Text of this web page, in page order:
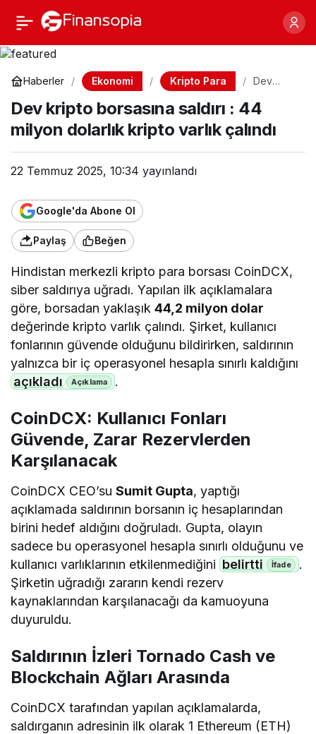
Haberler Ekonomi Kripto Para
Dev
borsasına
saldırı :
44 milyon
kripto
Dev kripto borsasına saldırı : 44
milyon dolarlık kripto varlık çalındı
22 Temmuz 2025, 10:34 yayınlandı
Google'da Abone Ol
Paylaş Beğen
Hindistan merkezli kripto para borsası CoinDCX,
siber saldırıya uğradı. Yapılan ilk açıklamalara
göre, borsadan yaklaşık44,2 milyon dolar
değerinde kripto varlık çalındı. Şirket, kullanıcı
fonlarının güvende olduğunu bildirirken, saldırının
yalnızca bir iç operasyonel hesapla sınırlı kaldığını
açıkladı
.
CoinDCX: Kullanıcı Fonları
Güvende, Zarar Rezervlerden
Karşılanacak
CoinDCX CEO’suSumit Gupta, yaptığı
açıklamada saldırının borsanın iç hesaplarından
birini hedef aldığını doğruladı. Gupta, olayın
sadece bu operasyonel hesapla sınırlı olduğunu ve
kullanıcı varlıklarının etkilenmediğini belirtti
.
Şirketin uğradığı zararın kendi rezerv
kaynaklarından karşılanacağı da kamuoyuna
duyuruldu.
Saldırının İzleri Tornado Cash ve
Blockchain Ağları Arasında
CoinDCX tarafından yapılan açıklamalarda,
saldırganın adresinin ilk olarak 1 Ethereum (ETH)
Dev kripto borsasına
saldırı : 44 milyon
çalındı
Paylaş